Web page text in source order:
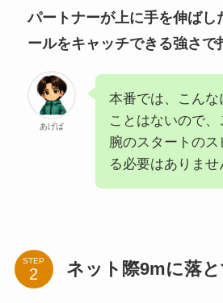
パートナーが上に手を伸ばし
ールをキャッチできる強さで
あげば
本番では、こんな
ことはないので
腕のスタートの
る必要はありませ
STEP ネット際9mに落